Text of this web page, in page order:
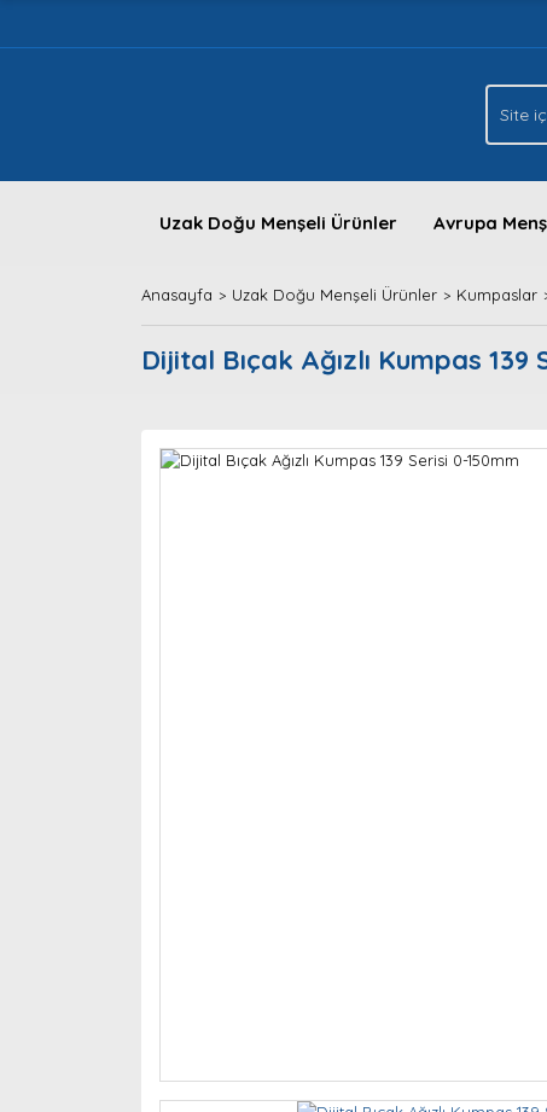
Uzak Doğu Menşeli Ürünler Avrupa
Anasayfa Uzak Doğu Menşeli Ürünler Kumpaslar
Dijital Bıçak Ağızlı Kumpas 139